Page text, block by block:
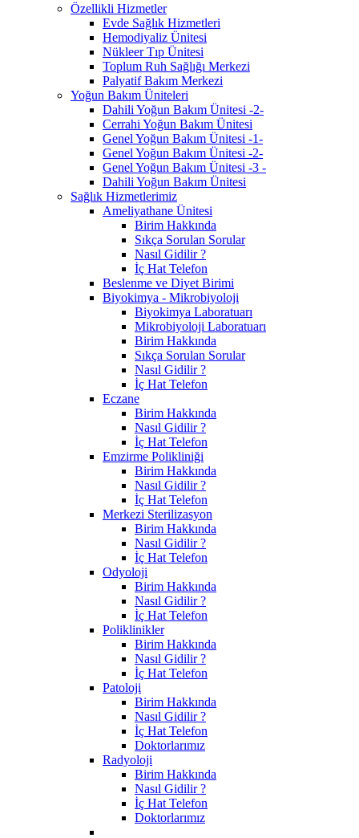
Özellikli Hizmetler
Evde Sağlık Hizmetleri
Hemodiyaliz Ünitesi
Nükleer Tıp Ünitesi
Toplum Ruh Sağlığı Merkezi
Palyatif Bakım Merkezi
Yoğun Bakım Üniteleri
Dahili Yoğun Bakım Ünitesi -2-
Cerrahi Yoğun Bakım Ünitesi
Genel Yoğun Bakım Ünitesi -1-
Genel Yoğun Bakım Ünitesi -2-
Genel Yoğun Bakım Ünitesi -3 -
Dahili Yoğun Bakım Ünitesi
Sağlık Hizmetlerimiz
Ameliyathane Ünitesi
Birim Hakkında
Sıkça Sorulan Sorular
Nasıl Gidilir ?
İç Hat Telefon
Beslenme ve Diyet Birimi
Biyokimya - Mikrobiyoloji
Biyokimya Laboratuarı
Mikrobiyoloji Laboratuarı
Birim Hakkında
Sıkça Sorulan Sorular
Nasıl Gidilir ?
İç Hat Telefon
Eczane
Birim Hakkında
Nasıl Gidilir ?
İç Hat Telefon
Emzirme Polikliniği
Birim Hakkında
Nasıl Gidilir ?
İç Hat Telefon
Merkezi Sterilizasyon
Birim Hakkında
Nasıl Gidilir ?
İç Hat Telefon
Odyoloji
Birim Hakkında
Nasıl Gidilir ?
İç Hat Telefon
Poliklinikler
Birim Hakkında
Nasıl Gidilir ?
İç Hat Telefon
Patoloji
Birim Hakkında
Nasıl Gidilir ?
İç Hat Telefon
Doktorlarımız
Radyoloji
Birim Hakkında
Nasıl Gidilir ?
İç Hat Telefon
Doktorlarımız